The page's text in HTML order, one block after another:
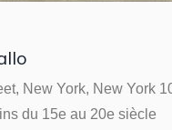
New York, New York
du 15e au 20e siècle